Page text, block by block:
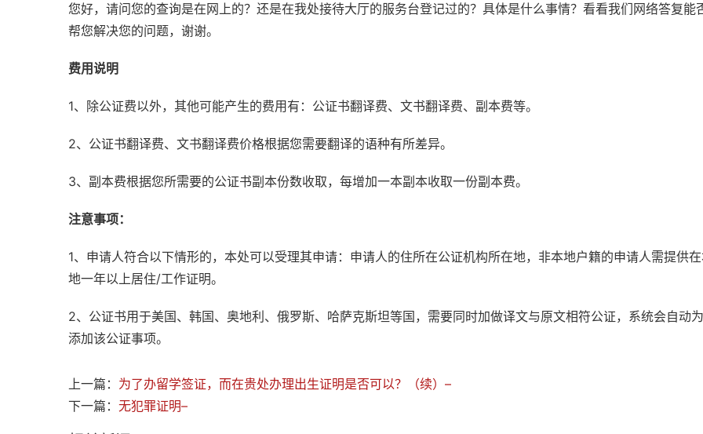
您好，请问您的查询是在网上的？还是在我处接待大厅的服务台登记过的？具体是什么事情？看看我们网络答复能
帮您解决您的问题，谢谢。
费用说明
1、除公证费以外，其他可能产生的费用有：公证书翻译费、文书翻译费、副本费等。
2、公证书翻译费、文书翻译费价格根据您需要翻译的语种有所差异。
3、副本费根据您所需要的公证书副本份数收取，每增加一本副本收取一份副本费。
注意事项：
1、申请人符合以下情形的，本处可以受理其申请：申请人的住所在公证机构所在地，非本地户籍的申请人需提供
地一年以上居住/工作证明。
2、公证书用于美国、韩国、奥地利、俄罗斯、哈萨克斯坦等国，需要同时加做译文与原文相符公证，系统会自动
添加该公证事项。
上一篇： 为了办留学签证，而在贵处办理出生证明是否可以？（续）–
下一篇： 无犯罪证明–